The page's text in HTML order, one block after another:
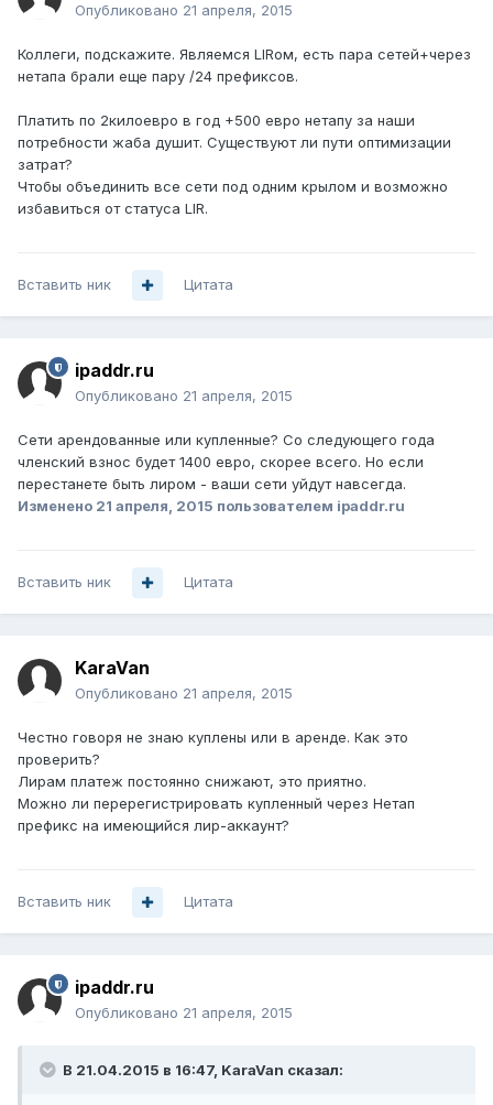
Опубликовано 21 апреля, 2015
Коллеги, подскажите. Являемся LIRом, есть пара сетей+через
нетапа брали еще пару /24 префиксов.
Платить по 2килоевро в год +500 евро нетапу за наши
потребности жаба душит. Существуют ли пути оптимизации
затрат?
Чтобы объединить все сети под одним крылом и возможно
избавиться от статуса LIR.
Вставить ник Цитата
ipaddr.ru
Опубликовано 21 апреля, 2015
Сети арендованные или купленные? Со следующего года
членский взнос будет 1400 евро, скорее всего. Но если
перестанете быть лиром - ваши сети уйдут навсегда.
Изменено 21 апреля, 2015 пользователем ipaddr.ru
Вставить ник Цитата
KaraVan
Опубликовано 21 апреля, 2015
Честно говоря не знаю куплены или в аренде. Как это
проверить?
Лирам платеж постоянно снижают, это приятно.
Можно ли перерегистрировать купленный через Нетап
префикс на имеющийся лир-аккаунт?
Вставить ник Цитата
ipaddr.ru
Опубликовано 21 апреля, 2015
В 21.04.2015 в 16:47, KaraVan сказал: